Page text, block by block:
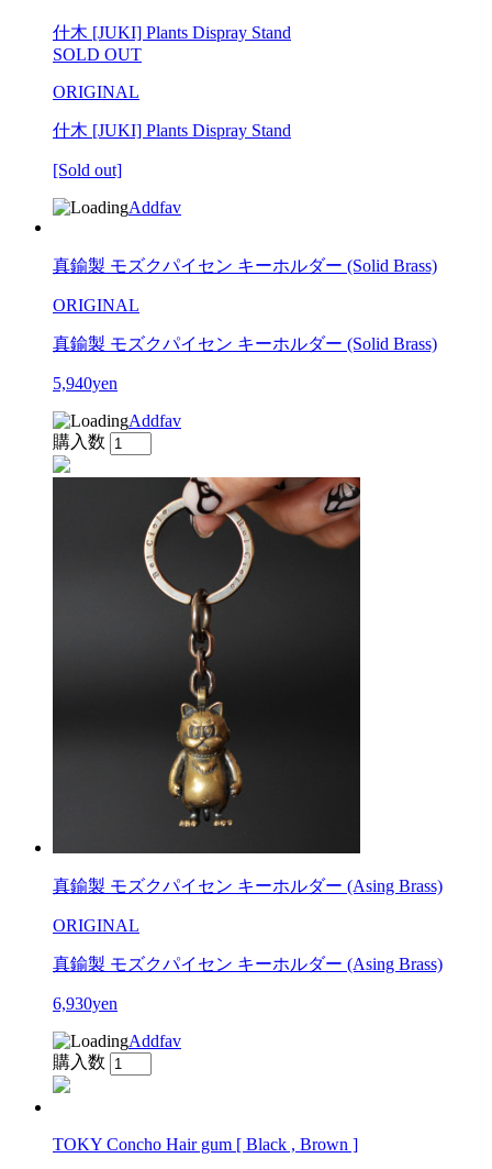
什木 [JUKI] Plants Dispray Stand
SOLD OUT
ORIGINAL
什木 [JUKI] Plants Dispray Stand
[Sold out]
Addfav
真鍮製 モズクパイセン キーホルダー (Solid Brass)
ORIGINAL
真鍮製 モズクパイセン キーホルダー (Solid Brass)
5,940yen
Addfav
購入数
真鍮製 モズクパイセン キーホルダー (Asing Brass)
ORIGINAL
真鍮製 モズクパイセン キーホルダー (Asing Brass)
6,930yen
Addfav
購入数
TOKY Concho Hair gum [ Black , Brown ]